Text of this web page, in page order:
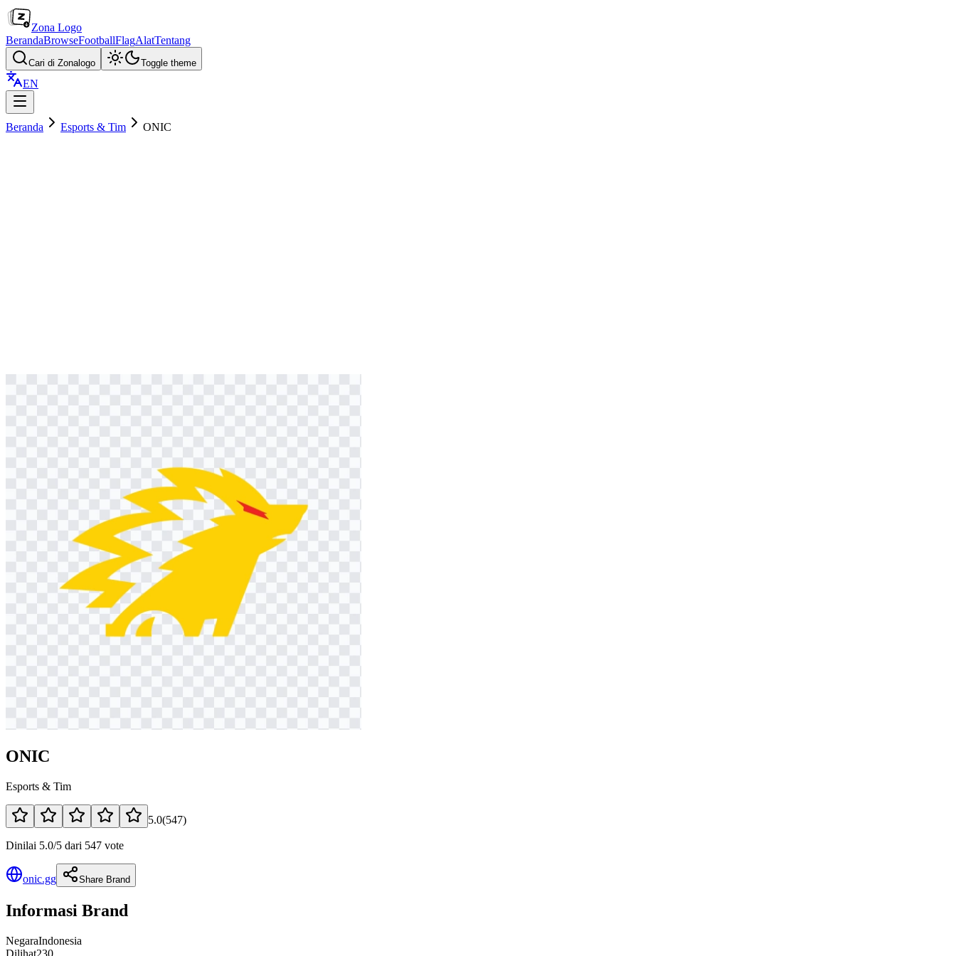
Zona Logo
BerandaBrowseFootballFlagAlatTentang
Cari di Zonalogo Toggle theme
EN
Beranda Esports & Tim ONIC
ONIC
Esports & Tim
5.0(547)
Dinilai 5.0/5 dari 547 vote
onic.gg Share Brand
Informasi Brand
NegaraIndonesia
Dilihat230